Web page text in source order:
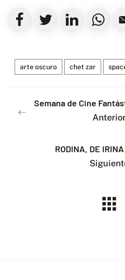
arte oscuro chet zar
Semana de Cine
RODINA, DE